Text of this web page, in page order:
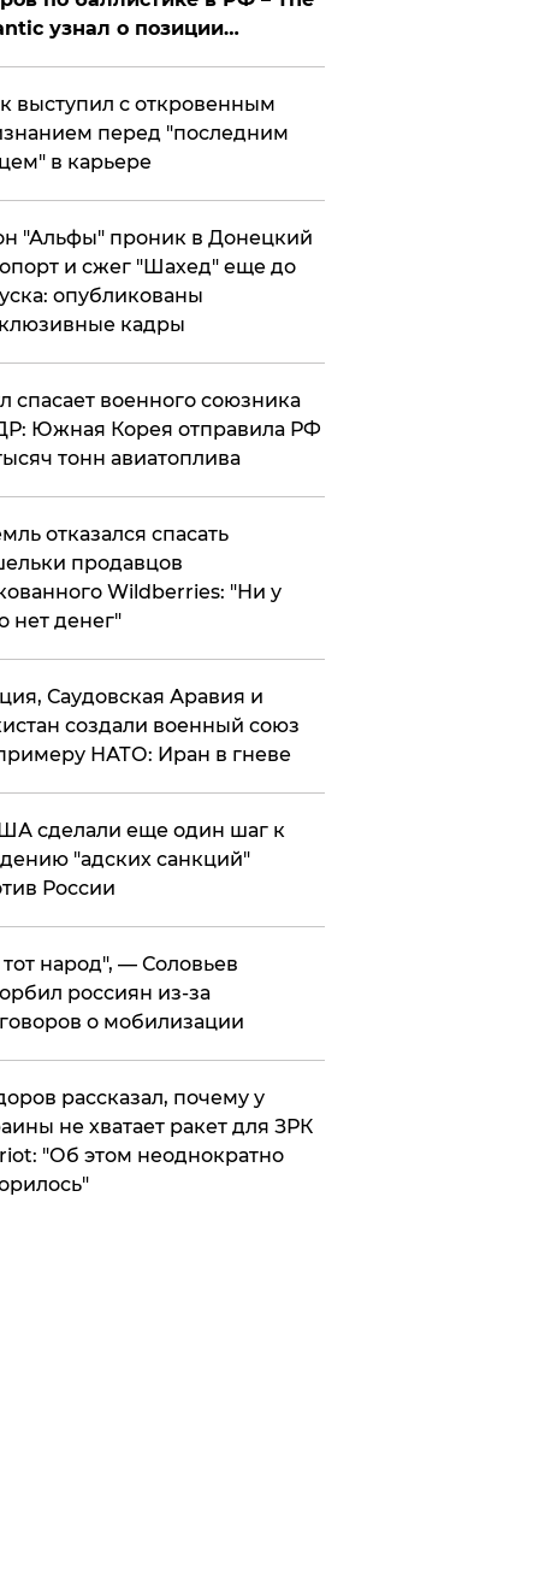
узнал о позиции
выступил с откровенным
перед "последним
в карьере
"Альфы" проник в Донецкий
и сжег "Шахед" еще до
опубликованы
кадры
спасает военного союзника
Южная Корея отправила РФ
тонн авиатоплива
отказался спасать
продавцов
Wildberries: "Ни у
нет денег"
Саудовская Аравия и
создали военный союз
НАТО: Иран в гневе
сделали еще один шаг к
"адских санкций"
России
народ", — Соловьев
россиян из-за
о мобилизации
рассказал, почему у
не хватает ракет для ЗРК
"Об этом неоднократно